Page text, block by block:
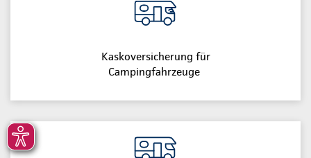
Kaskoversicherung für
Campingfahrzeuge